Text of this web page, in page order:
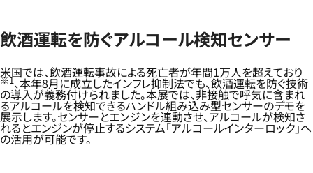
飲酒運転を防ぐアルコール検知センサー
米国では、飲酒運転事故による死亡者が年間1万人を超えており
※1、本年8月に成立したインフレ抑制法でも、飲酒運転を防ぐ技術
の導入が義務付けられました。本展では、非接触で呼気に含まれ
るアルコールを検知できるハンドル組み込み型センサーのデモを
展示します。センサーとエンジンを連動させ、アルコールが検知さ
れるとエンジンが停止するシステム「アルコールインターロック」へ
の活用が可能です。